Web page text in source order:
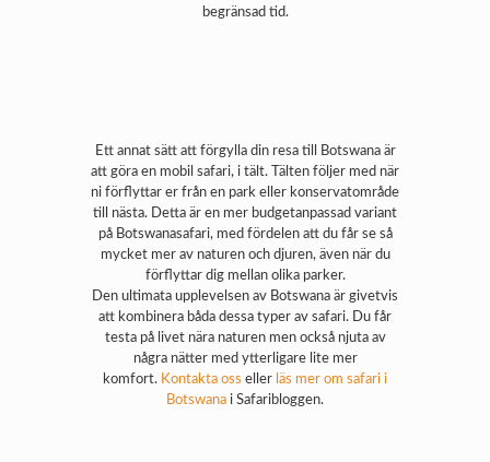
begränsad tid.
Ett annat sätt att förgylla din resa till Botswana är
att göra en mobil safari, i tält. Tälten följer med när
ni förflyttar er från en park eller konservatområde
till nästa. Detta är en mer budgetanpassad variant
på Botswanasafari, med fördelen att du får se så
mycket mer av naturen och djuren, även när du
förflyttar dig mellan olika parker.
Den ultimata upplevelsen av Botswana är givetvis
att kombinera båda dessa typer av safari. Du får
testa på livet nära naturen men också njuta av
några nätter med ytterligare lite mer
komfort. Kontakta oss eller läs mer om safari i
Botswana i Safaribloggen.